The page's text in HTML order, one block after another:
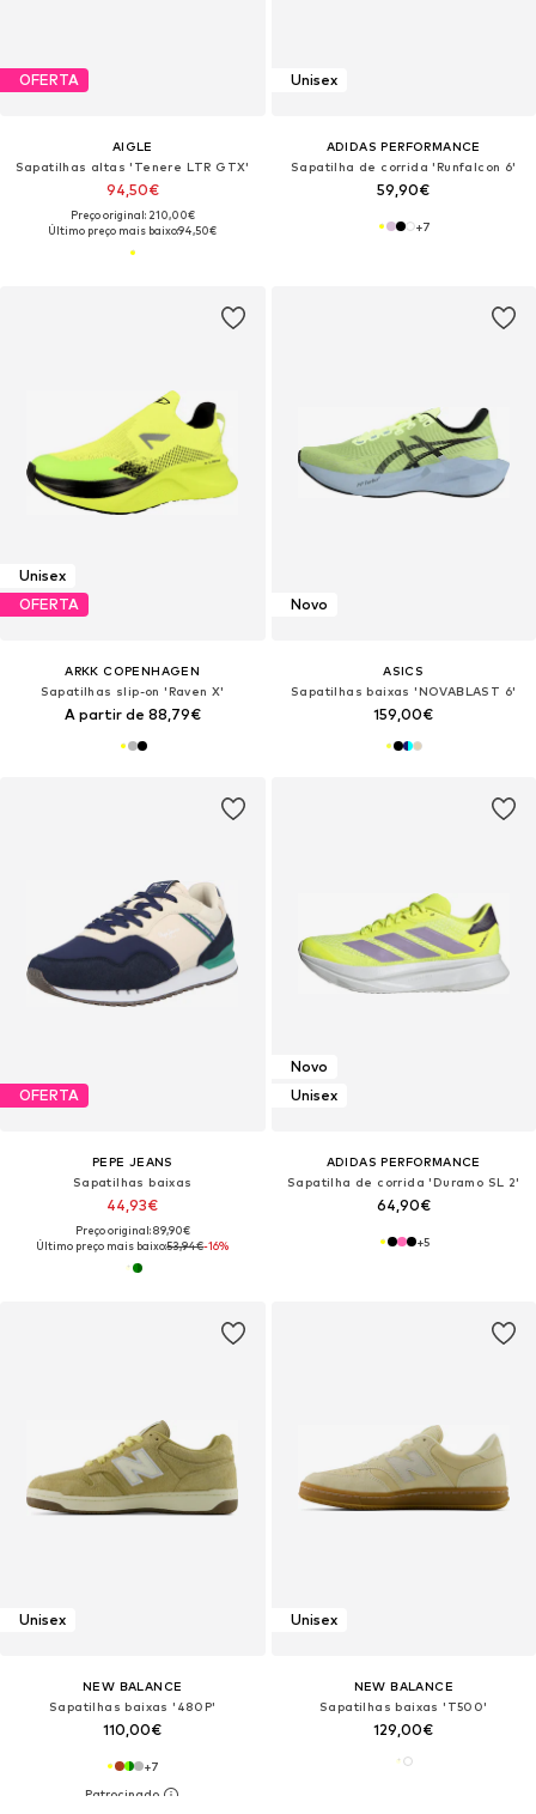
OFERTA
AIGLE
Sapatilhas altas 'Tenere LTR GTX'
94,50€
Preço original: 210,00€
Último preço mais baixo:94,50€
Unisex
ADIDAS PERFORMANCE
Sapatilha de corrida 'Runfalcon 6'
59,90€
+7
Unisex
OFERTA
ARKK COPENHAGEN
Sapatilhas slip-on 'Raven X'
A partir de 88,79€
Novo
ASICS
Sapatilhas baixas 'NOVABLAST 6'
159,00€
OFERTA
PEPE JEANS
Sapatilhas baixas
44,93€
Preço original: 89,90€
Último preço mais baixo:53,94€-16%
Novo
Unisex
ADIDAS PERFORMANCE
Sapatilha de corrida 'Duramo SL 2'
64,90€
+5
Unisex
NEW BALANCE
Sapatilhas baixas '480P'
110,00€
+7
Unisex
NEW BALANCE
Sapatilhas baixas 'T500'
129,00€